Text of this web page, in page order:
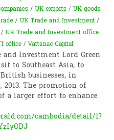
/UK exports /UK goods
/UK Trade and Investment /
/UK Trade and Investment office
office /Vattanac Capital
Investment Lord Green
to Southeast Asia, to
businesses, in
2013. The promotion of
a larger effort to enhance
cambodia/detail/1?